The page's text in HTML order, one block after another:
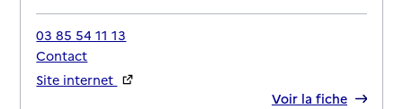
03 85 54 11 13
Contact
Site internet
Voir la fiche